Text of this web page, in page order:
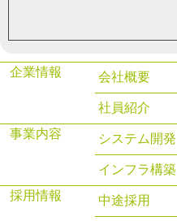
企業情報 会社概要
社員紹介
事業内容
システム開発
インフラ構築
採用情報
中途採用